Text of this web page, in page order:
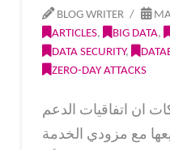
BLOG WRITER
ARTICLES, BIG DATA,
DATA SECURITY,
ZERO-DAY ATTACKS
ان اتفاقيات الدعم
مع مزودي الخدمة